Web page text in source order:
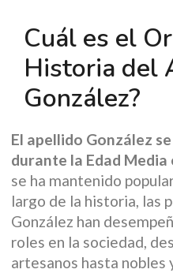
Cuál es el
Historia del
González?
El apellido González
durante la Edad
se ha mantenido
largo de la historia, las
González han
roles en la sociedad,
artesanos hasta nobles